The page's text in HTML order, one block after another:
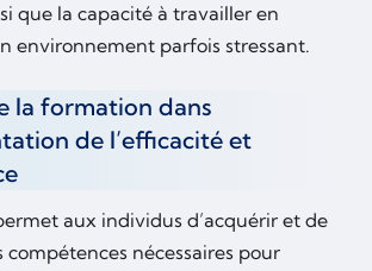
que la capacité à travailler en
environnement parfois stressant.
la formation dans
de l’efficacité et
aux individus d’acquérir et de
compétences nécessaires pour